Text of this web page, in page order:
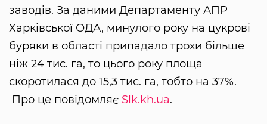
заводів. За даними Департаменту АПР
Харківської ОДА, минулого року на цукрові
буряки в області припадало трохи більше
ніж 24 тис. га, то цього року площа
скоротилася до 15,3 тис. га, тобто на 37%.
Про це повідомляє Slk.kh.ua.